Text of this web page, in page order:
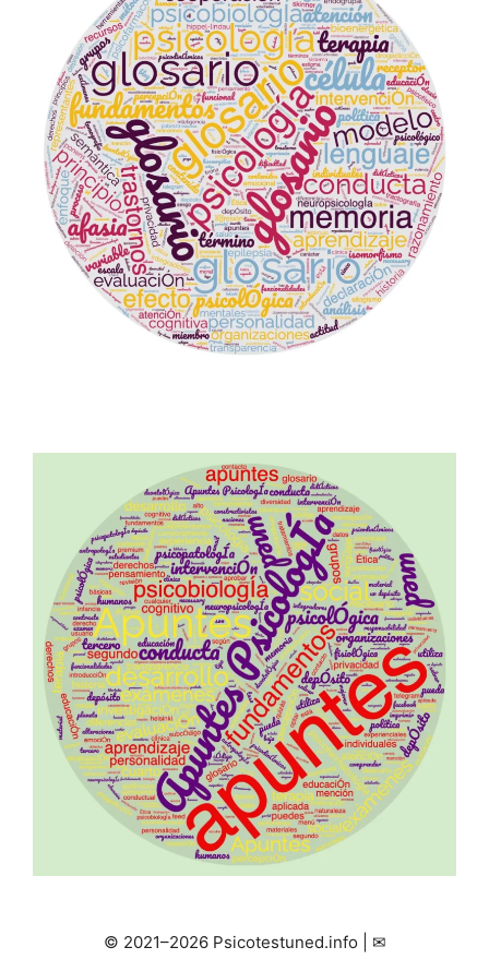
© 2021–2026 Psicotestuned.info | ✉